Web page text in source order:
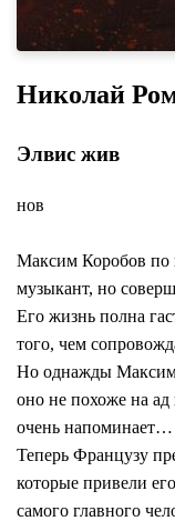
Николай
Элвис жив
нов
Максим Коробов по
музыкант, но
Его жизнь полна
того, чем
Но однажды
оно не похоже на ад
очень напоминает…
Теперь Французу
которые привели
самого главного